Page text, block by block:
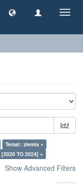
Idź
Temat: ziemia ×
TO 2024] ×
Show Advanced Filters